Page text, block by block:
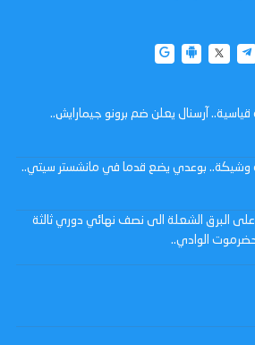
آرسنال يعلن ضم برونو جيمارايش..
بوعدي يضع قدما في مانشستر سيتي..
على البرق الشعلة الى نصف نهائي دوري ثالثة
حضرموت الوادي..